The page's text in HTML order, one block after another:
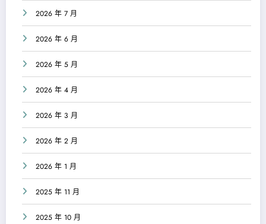
2026 年 7 月
2026 年 6 月
2026 年 5 月
2026 年 4 月
2026 年 3 月
2026 年 2 月
2026 年 1 月
2025 年 11 月
2025 年 10 月